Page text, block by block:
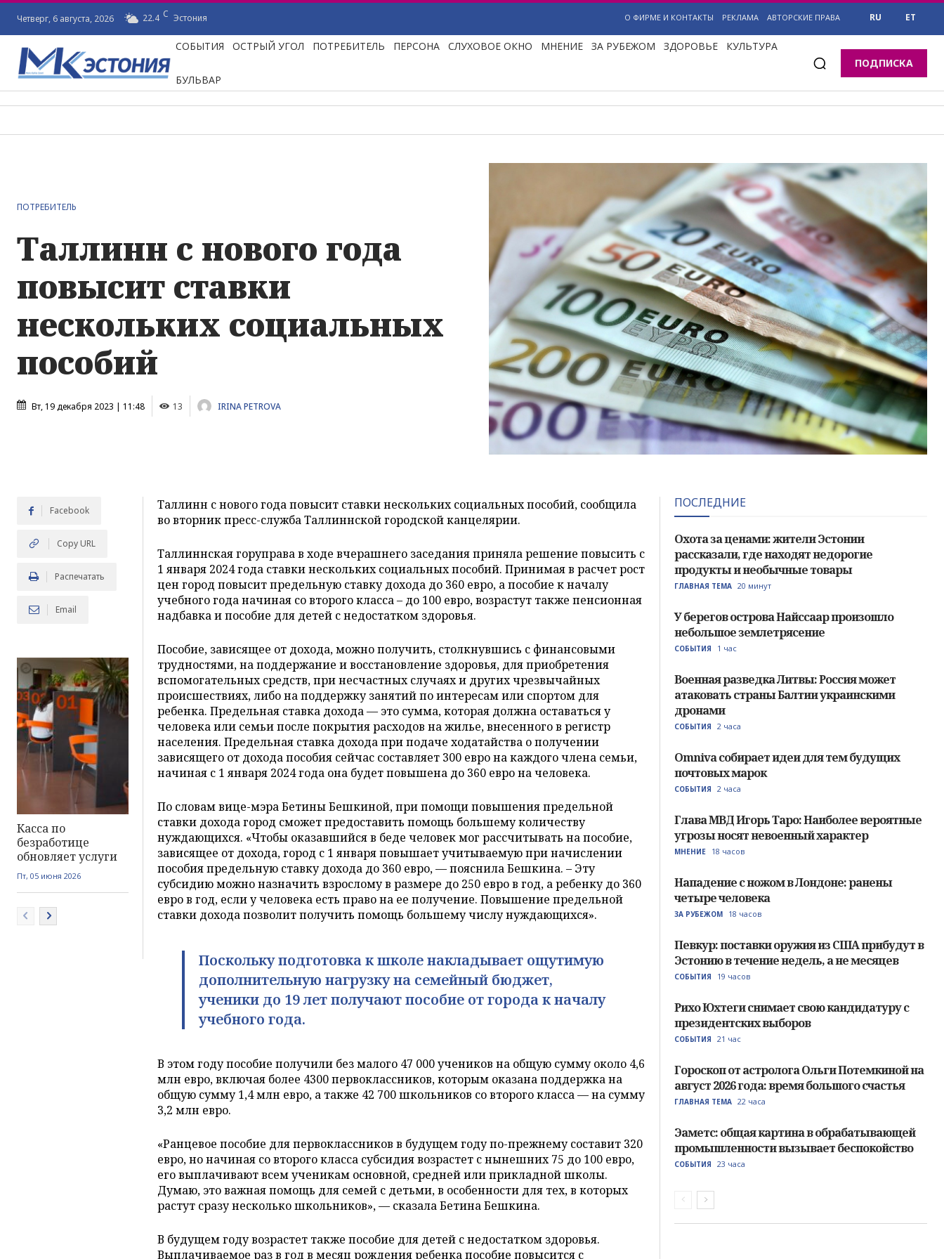
Четверг, 6 августа, 2026 22.4 C Эстония О ФИРМЕ И КОНТАКТЫ РЕКЛАМА АВТОРСКИЕ ПРАВА RU ET
СОБЫТИЯ ОСТРЫЙ УГОЛ ПОТРЕБИТЕЛЬ ПЕРСОНА СЛУХОВОЕ ОКНО МНЕНИЕ ЗА РУБЕЖОМ ЗДОРОВЬЕ КУЛЬТУРА
БУЛЬВАР
ПОДПИСКА
ПОТРЕБИТЕЛЬ
Таллинн с нового года
повысит ставки
нескольких социальных
пособий
Вт, 19 декабря 2023 | 11:48 13 IRINA PETROVA
Facebook
Copy URL
Распечатать
Email
Касса по
безработице
обновляет услуги
Пт, 05 июня 2026
Таллинн с нового года повысит ставки нескольких социальных пособий, сообщила
во вторник пресс-служба Таллиннской городской канцелярии.
Таллиннская горуправа в ходе вчерашнего заседания приняла решение повысить с
1 января 2024 года ставки нескольких социальных пособий. Принимая в расчет рост
цен город повысит предельную ставку дохода до 360 евро, а пособие к началу
учебного года начиная со второго класса – до 100 евро, возрастут также пенсионная
надбавка и пособие для детей с недостатком здоровья.
Пособие, зависящее от дохода, можно получить, столкнувшись с финансовыми
трудностями, на поддержание и восстановление здоровья, для приобретения
вспомогательных средств, при несчастных случаях и других чрезвычайных
происшествиях, либо на поддержку занятий по интересам или спортом для
ребенка. Предельная ставка дохода — это сумма, которая должна оставаться у
человека или семьи после покрытия расходов на жилье, внесенного в регистр
населения. Предельная ставка дохода при подаче ходатайства о получении
зависящего от дохода пособия сейчас составляет 300 евро на каждого члена семьи,
начиная с 1 января 2024 года она будет повышена до 360 евро на человека.
По словам вице-мэра Бетины Бешкиной, при помощи повышения предельной
ставки дохода город сможет предоставить помощь большему количеству
нуждающихся. «Чтобы оказавшийся в беде человек мог рассчитывать на пособие,
зависящее от дохода, город с 1 января повышает учитываемую при начислении
пособия предельную ставку дохода до 360 евро, — пояснила Бешкина. – Эту
субсидию можно назначить взрослому в размере до 250 евро в год, а ребенку до 360
евро в год, если у человека есть право на ее получение. Повышение предельной
ставки дохода позволит получить помощь большему числу нуждающихся».
Поскольку подготовка к школе накладывает ощутимую
дополнительную нагрузку на семейный бюджет,
ученики до 19 лет получают пособие от города к началу
учебного года.
В этом году пособие получили без малого 47 000 учеников на общую сумму около 4,6
млн евро, включая более 4300 первоклассников, которым оказана поддержка на
общую сумму 1,4 млн евро, а также 42 700 школьников со второго класса — на сумму
3,2 млн евро.
«Ранцевое пособие для первоклассников в будущем году по-прежнему составит 320
евро, но начиная со второго класса субсидия возрастет с нынешних 75 до 100 евро,
его выплачивают всем ученикам основной, средней или прикладной школы.
Думаю, это важная помощь для семей с детьми, в особенности для тех, в которых
растут сразу несколько школьников», — сказала Бетина Бешкина.
В будущем году возрастет также пособие для детей с недостатком здоровья.
Выплачиваемое раз в год в месяц рождения ребенка пособие повысится с
ПОСЛЕДНИЕ
Охота за ценами: жители Эстонии
рассказали, где находят недорогие
продукты и необычные товары
ГЛАВНАЯ ТЕМА 20 минут
У берегов острова Найссаар произошло
небольшое землетрясение
СОБЫТИЯ 1 час
Военная разведка Литвы: Россия может
атаковать страны Балтии украинскими
дронами
СОБЫТИЯ 2 часа
Omniva собирает идеи для тем будущих
почтовых марок
СОБЫТИЯ 2 часа
Глава МВД Игорь Таро: Наиболее вероятные
угрозы носят невоенный характер
МНЕНИЕ 18 часов
Нападение с ножом в Лондоне: ранены
четыре человека
ЗА РУБЕЖОМ 18 часов
Певкур: поставки оружия из США прибудут в
Эстонию в течение недель, а не месяцев
СОБЫТИЯ 19 часов
Рихо Юхтеги снимает свою кандидатуру с
президентских выборов
СОБЫТИЯ 21 час
Гороскоп от астролога Ольги Потемкиной на
август 2026 года: время большого счастья
ГЛАВНАЯ ТЕМА 22 часа
Эаметс: общая картина в обрабатывающей
промышленности вызывает беспокойство
СОБЫТИЯ 23 часа